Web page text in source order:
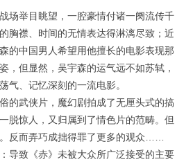
场举目眺望，一腔豪情付诸一阕流传千
胸襟、时间的无情表达得淋漓尽致；近
的中国男人希望用他擅长的电影表现那
，但显然，吴宇森的运气远不如苏轼，
气、记忆深刻的一流电影。
的武侠片，魔幻剧拍成了无厘头式的搞
脱惊人，又归属到了情色片的范畴。但
反而弄巧成拙得罪了更多的观众……
导致《赤》未被大众所广泛接受的主要